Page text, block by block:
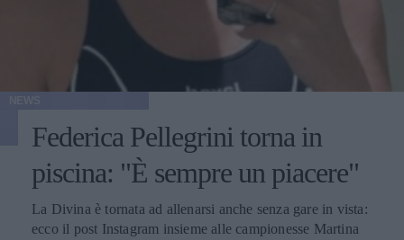
Federica Pellegrini torna in
piscina: "È sempre un piacere"
La Divina è tornata ad allenarsi anche senza gare in vista:
ecco il post Instagram insieme alle campionesse Martina